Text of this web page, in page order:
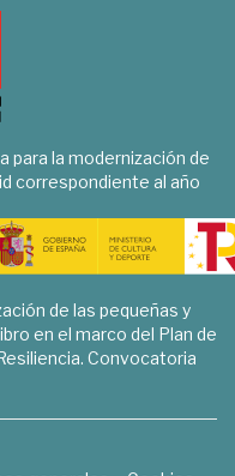
para la modernización de
correspondiente al año
de las pequeñas y
en el marco del Plan de
Convocatoria